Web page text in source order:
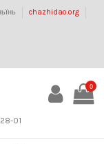
chazhidao.org
0
01